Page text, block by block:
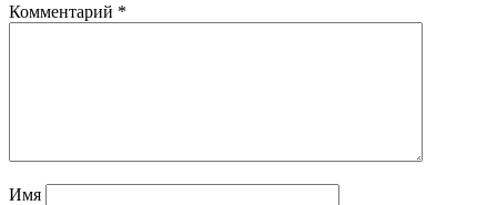
Комментарий *
Имя